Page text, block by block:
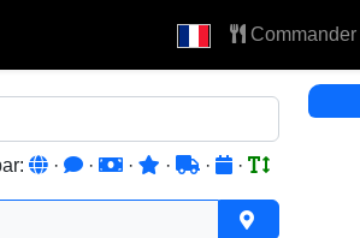
Commander
· · · · · ·